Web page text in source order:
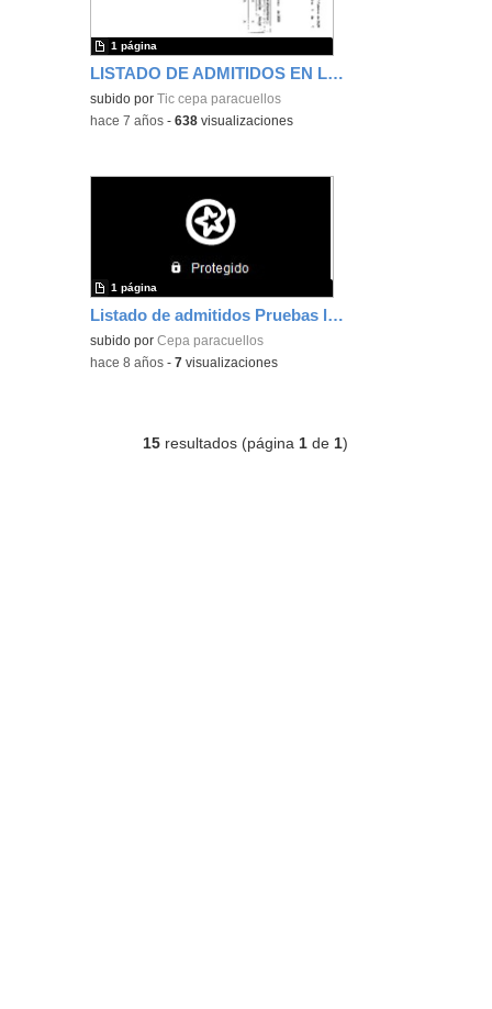
LISTADO DE ADMITIDOS EN LAS PRUEBAS LIBRES
subido porTic cepa paracuellos
1 página
-hace 7 años -638 visualizaciones
Listado de admitidos Pruebas libres 2018
subido porCepa paracuellos
1 página
-hace 8 años -7 visualizaciones
15 resultados (página 1 de 1)